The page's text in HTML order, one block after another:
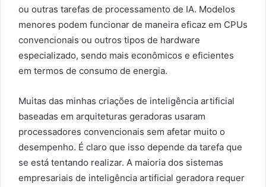
ou outras tarefas de processamento de IA. Modelos
menores podem funcionar de maneira eficaz em CPUs
convencionais ou outros tipos de hardware
especializado, sendo mais econômicos e eficientes
em termos de consumo de energia.
Muitas das minhas criações de inteligência artificial
baseadas em arquiteturas geradoras usaram
processadores convencionais sem afetar muito o
desempenho. É claro que isso depende da tarefa que
se está tentando realizar. A maioria dos sistemas
empresariais de inteligência artificial geradora requer